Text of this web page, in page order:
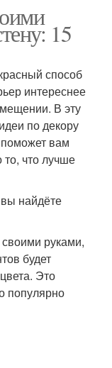
15
способ
интереснее
В эту
по декору
вам
что лучше
найдёте
руками,
будет
Это
популярно